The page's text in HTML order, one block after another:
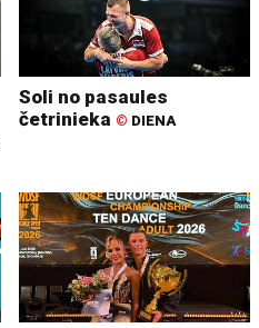
Soli no pasaules
četrinieka © DIENA